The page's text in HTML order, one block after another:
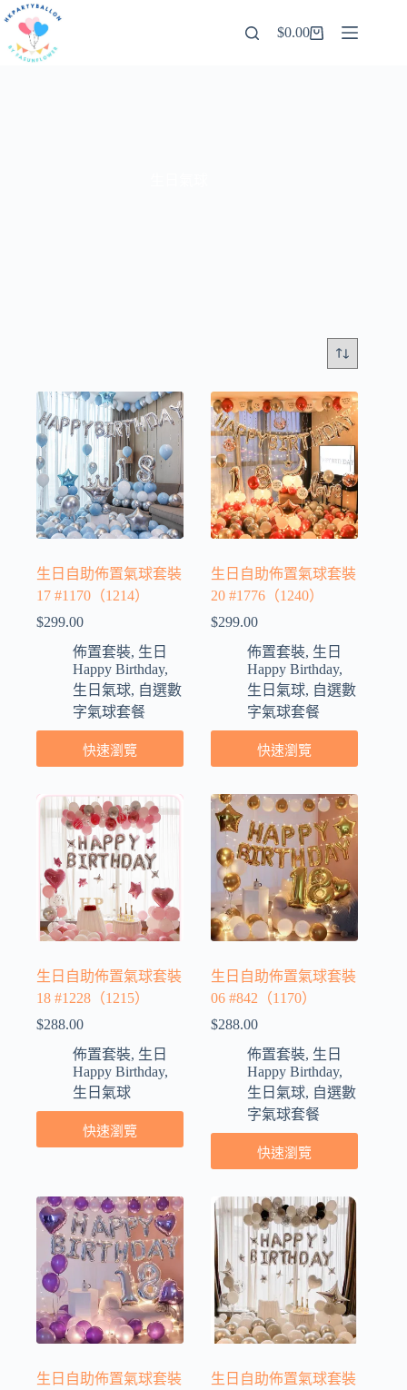
跳
內
$0.00
生日自助佈置氣球套裝
17 #1170（1214）
$299.00
佈置套裝, 生日
Happy Birthday,
生日氣球, 自選數
字氣球套餐
快速瀏覽
生日自助佈置氣球套裝
20 #1776（1240）
$299.00
佈置套裝, 生日
Happy Birthday,
生日氣球, 自選數
字氣球套餐
快速瀏覽
生日自助佈置氣球套裝
18 #1228（1215）
$288.00
佈置套裝, 生日
Happy Birthday,
生日氣球
快速瀏覽
生日自助佈置氣球套裝
06 #842（1170）
$288.00
佈置套裝, 生日
Happy Birthday,
生日氣球, 自選數
字氣球套餐
快速瀏覽
生日自助佈置氣球套裝
生日自助佈置氣球套裝